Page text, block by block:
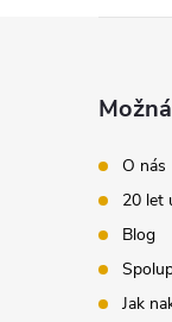
O nás
20 let
Blog
Jak